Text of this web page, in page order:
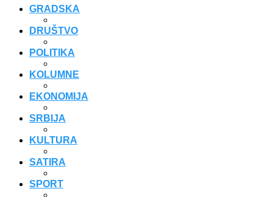
GRADSKA
DRUŠTVO
POLITIKA
KOLUMNE
EKONOMIJA
SRBIJA
KULTURA
SATIRA
SPORT